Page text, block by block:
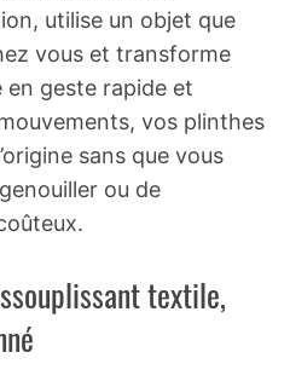
utilise un objet que
vous et transforme
en geste rapide et
vos plinthes
sans que vous
ou de
textile,